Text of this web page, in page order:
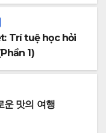
Trí tuệ học hỏi
1)
운 맛의 여행